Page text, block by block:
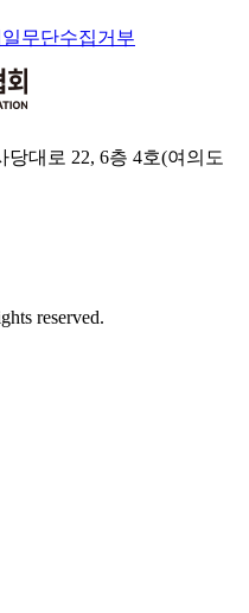
무단수집거부
대로 22, 6층 4호(여의도
reserved.